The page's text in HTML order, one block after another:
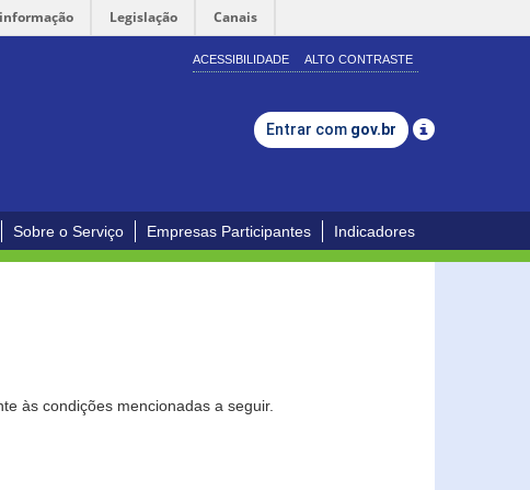
Legislação Canais
ACESSIBILIDADE ALTO CONTRASTE
Entrar com gov.br
Sobre o Serviço Empresas Participantes Indicadores
às condições mencionadas a seguir.